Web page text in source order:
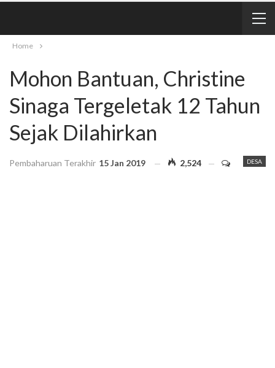
Home
Mohon Bantuan, Christine
Sinaga Tergeletak 12 Tahun
Sejak Dilahirkan
DESA
Pembaharuan Terakhir 15 Jan 2019 2,524